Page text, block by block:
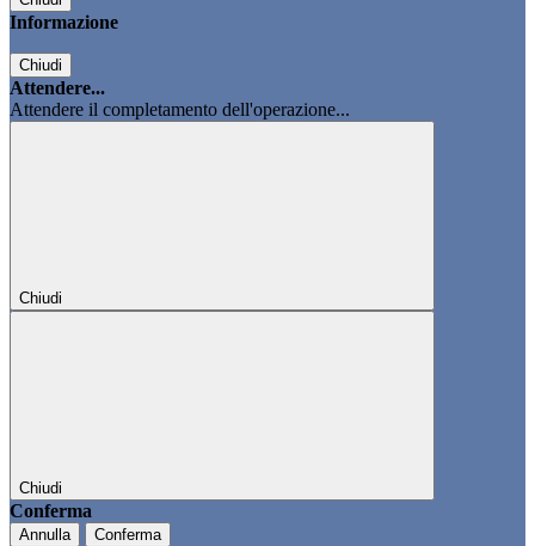
Informazione
Chiudi
Attendere...
Attendere il completamento dell'operazione...
Chiudi
Chiudi
Conferma
Annulla Conferma